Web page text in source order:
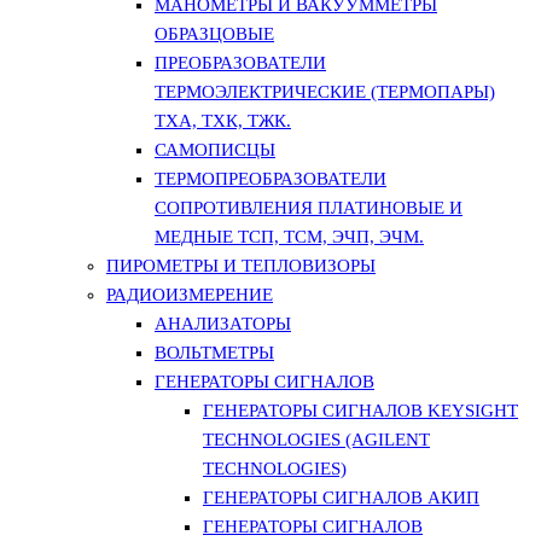
МАНОМЕТРЫ И ВАКУУММЕТРЫ
ОБРАЗЦОВЫЕ
ПРЕОБРАЗОВАТЕЛИ
ТЕРМОЭЛЕКТРИЧЕСКИЕ (ТЕРМОПАРЫ)
ТХА, ТХК, ТЖК.
САМОПИСЦЫ
ТЕРМОПРЕОБРАЗОВАТЕЛИ
СОПРОТИВЛЕНИЯ ПЛАТИНОВЫЕ И
МЕДНЫЕ ТСП, ТСМ, ЭЧП, ЭЧМ.
ПИРОМЕТРЫ И ТЕПЛОВИЗОРЫ
РАДИОИЗМЕРЕНИЕ
АНАЛИЗАТОРЫ
ВОЛЬТМЕТРЫ
ГЕНЕРАТОРЫ СИГНАЛОВ
ГЕНЕРАТОРЫ СИГНАЛОВ KEYSIGHT
TECHNOLOGIES (AGILENT
TECHNOLOGIES)
ГЕНЕРАТОРЫ СИГНАЛОВ АКИП
ГЕНЕРАТОРЫ СИГНАЛОВ